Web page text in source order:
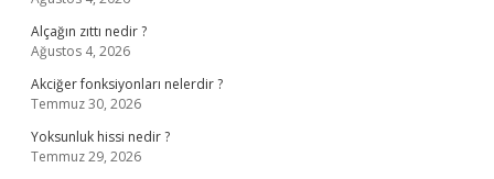
Alçağın zıttı nedir ?
Ağustos 4, 2026
Akciğer fonksiyonları nelerdir ?
Temmuz 30, 2026
Yoksunluk hissi nedir ?
Temmuz 29, 2026